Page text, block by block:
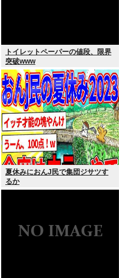
トイレットペーパーの値段、限界
突破www
夏休みにおんJ民で集団ジサツす
るか